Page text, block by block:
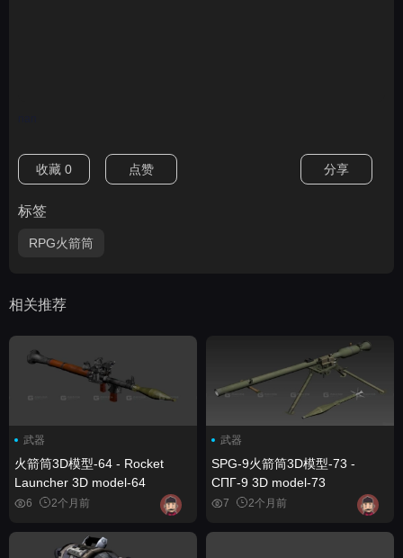
收藏 0 点赞 分享
标签
RPG火箭筒
相关推荐
武器
火箭筒3D模型-64 - Rocket
Launcher 3D model-64
6 2个月前
武器
SPG-9火箭筒3D模型-73 -
СПГ-9 3D model-73
7 2个月前